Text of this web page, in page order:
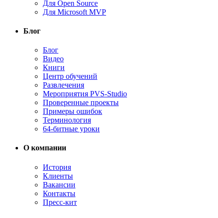
Для Open Source
Для Microsoft MVP
Блог
Блог
Видео
Книги
Центр обучений
Развлечения
Мероприятия PVS-Studio
Проверенные проекты
Примеры ошибок
Терминология
64-битные уроки
О компании
История
Клиенты
Вакансии
Контакты
Пресс-кит